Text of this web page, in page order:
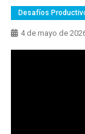
Desafíos
4 de mayo de